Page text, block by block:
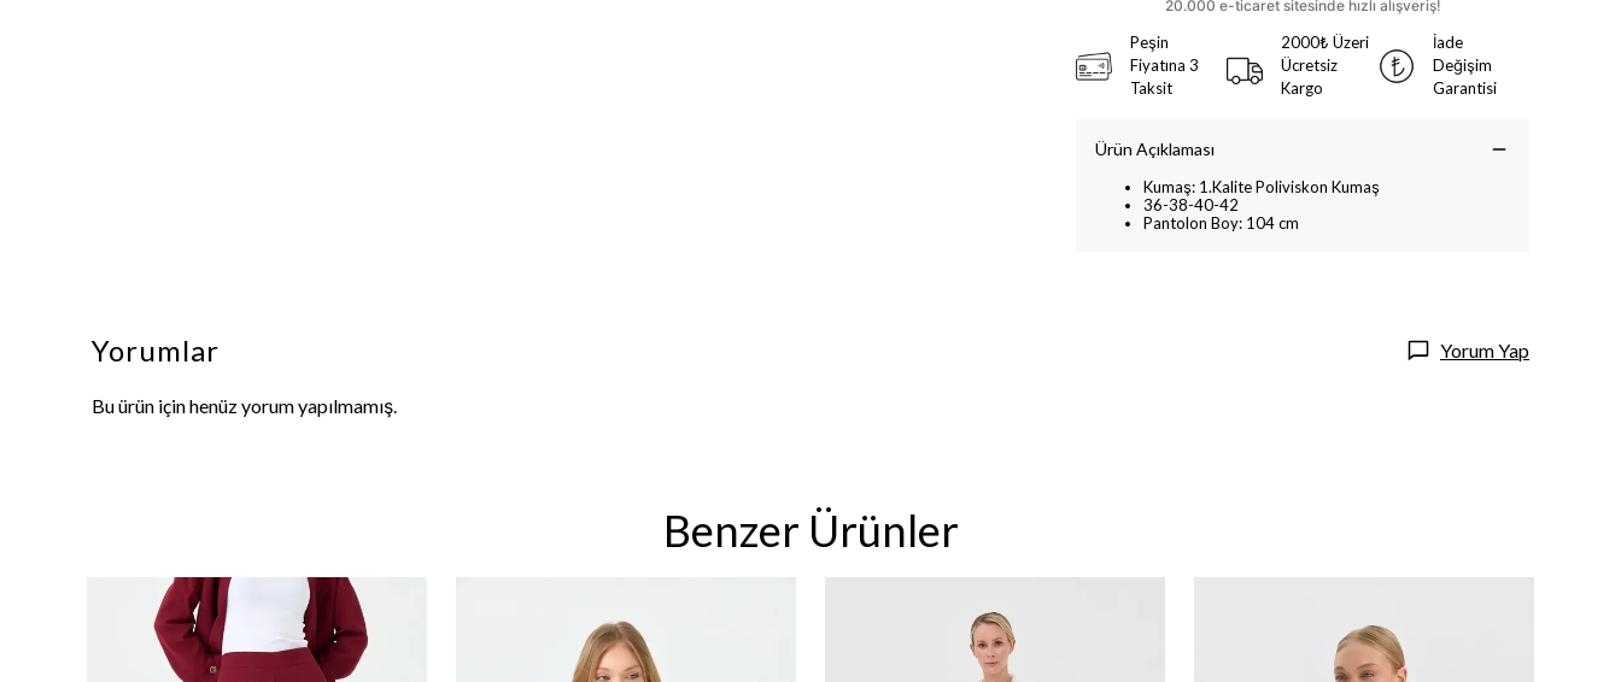
Peşin
Fiyatına 3
Taksit
2000₺ Üzeri
Ücretsiz
Kargo
İade
Değişim
Garantisi
Ürün Açıklaması
Kumaş: 1.Kalite Poliviskon Kumaş
36-38-40-42
Pantolon Boy: 104 cm
Yorumlar Yorum Yap
Bu ürün için henüz yorum yapılmamış.
Benzer Ürünler